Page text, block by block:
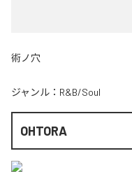
術ノ穴
ジャンル： R&B/Soul
OHTORA